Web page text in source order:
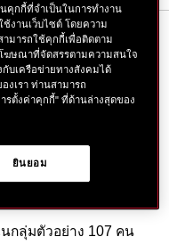
วดูยืดหยุ่น ดูเรียบเนียน
เซรั่ม ULTIMUNE สูตร
เอกสิทธิ์ของ
ช่วยกำจัดเซลล์
อนสัญญาณแห่งวัย เพื่อ
กลุ่มตัวอย่าง 107 คน
คุกกี้ที่จำเป็นในการทำงาน
งานเว็บไซต์ โดยความ
ามารถใช้คุกกี้เพื่อติดตาม
ฆษณาที่จัดสรรตามความสนใจ
บเครือข่ายทางสังคมได้
งเรา ท่านสามารถ
รตั้งค่าคุกกี้" ที่ด้านล่างสุดของ
ยินยอม